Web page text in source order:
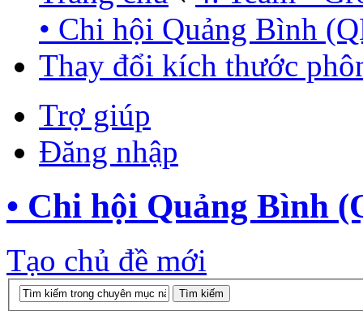
• Chi hội Quảng Bình
Thay đổi kích thước
Trợ giúp
Đăng nhập
• Chi hội Quảng Bình
Tạo chủ đề mới